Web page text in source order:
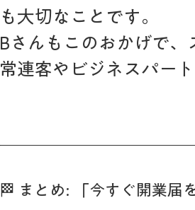
も大切なことです。
Bさんもこのおかげで、
常連客やビジネスパー
🏁 まとめ: 「今すぐ開業届